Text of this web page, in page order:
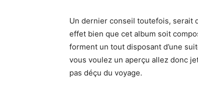
Un dernier conseil toutefois, serait
effet bien que cet album soit
forment un tout disposant d’une
vous voulez un aperçu allez donc
pas déçu du voyage.